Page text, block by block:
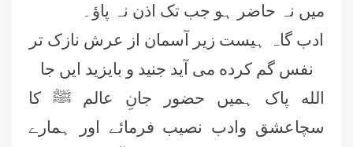
میں نہ حاضر ہو جب تک اذن نہ پاؤ۔
ادب گاہ ہیست زیر آسمان از عرش نازک تر
نفس گم کرده می آید جنید و بایزید ایں جا
الله پاک ہمیں حضور جانِ عالم ﷺ کا
سچاعشق وادب نصیب فرمائے اور ہمارے